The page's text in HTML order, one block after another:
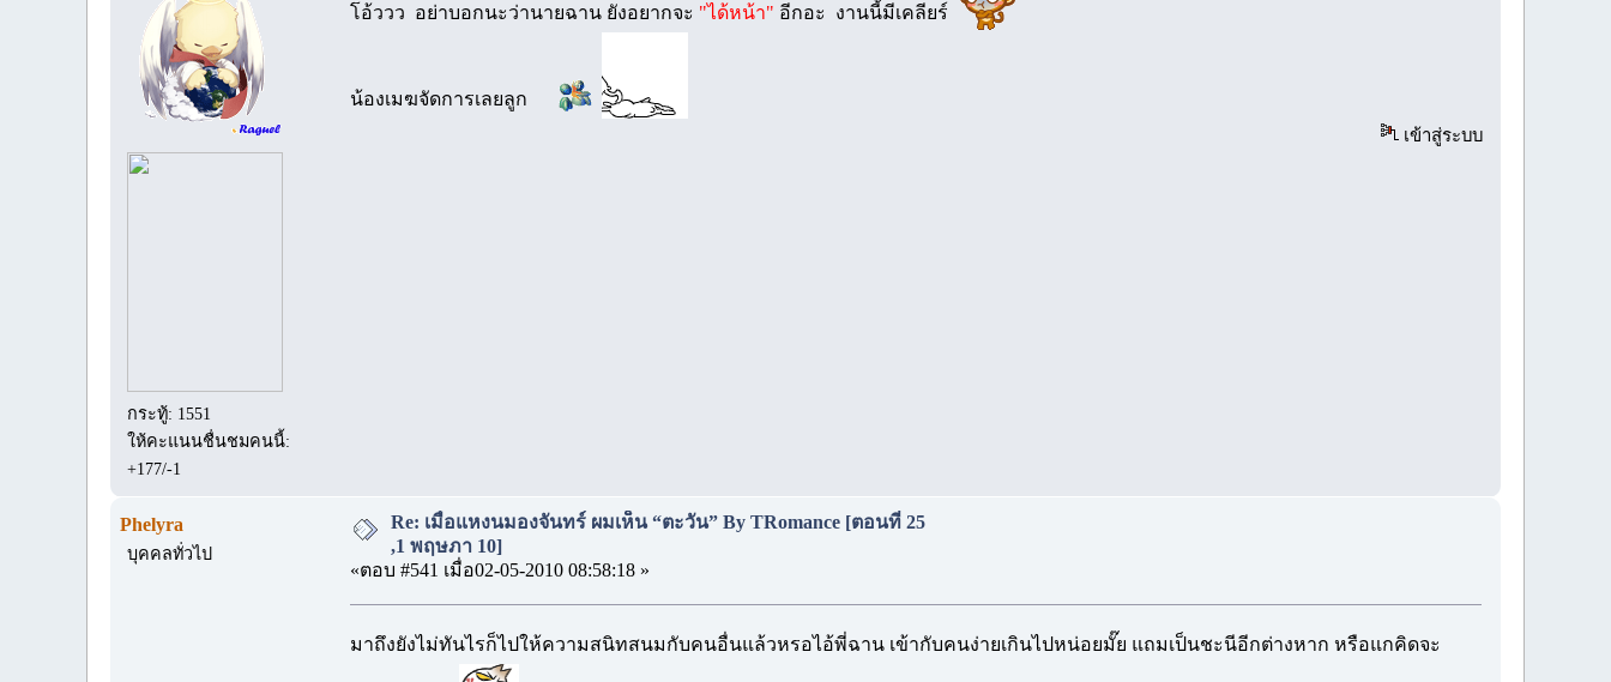
กระทู้: 1551
ให้คะแนนชื่นชมคนนี้:
+177/-1
โอ้ววว อย่าบอกนะว่านายฉาน ยังอยากจะ "ได้หน้า" อีกอะ งานนี้มีเคลียร์
น้องเมฆจัดการเลยลูก
เข้าสู่ระบบ
Phelyra
บุคคลทั่วไป
Re: เมื่อแหงนมองจันทร์ ผมเห็น “ตะวัน” By TRomance [ตอนที่ 25
,1 พฤษภา 10]
«ตอบ #541 เมื่อ02-05-2010 08:58:18 »
มาถึงยังไม่ทันไรก็ไปให้ความสนิทสนมกับคนอื่นแล้วหรอไอ้พี่ฉาน เข้ากับคนง่ายเกินไปหน่อยมั๊ย แถมเป็นชะนีอีกต่างหาก หรือแกคิดจะ